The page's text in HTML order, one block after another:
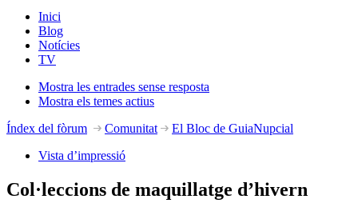
Inici
Blog
Notícies
TV
Mostra les entrades sense resposta
Mostra els temes actius
Índex del fòrum
Comunitat
El Bloc de GuiaNupcial
Vista d’impressió
Col·leccions de maquillatge d’hivern